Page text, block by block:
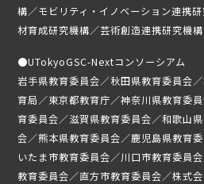
構／モビリティ・イノベーション連携
材育成研究機構／芸術創造連携研究機構
●UTokyoGSC-Nextコンソーシアム
岩手県教育委員会／秋田県教育委員会
育局／東京都教育庁／神奈川県教育委
育委員会／滋賀県教育委員会／和歌山
会／熊本県教育委員会／鹿児島県教育
いたま市教育委員会／川口市教育委員
教育委員会／直方市教育委員会／株式